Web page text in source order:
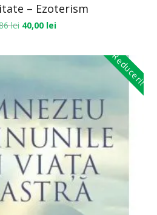
– Ezoterism
lei 40,00 lei
Reduceri!